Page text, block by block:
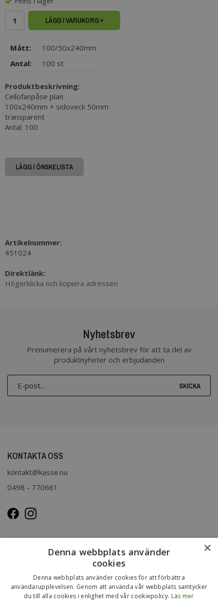
LÄGG I VARUKORG »
Mått:
100/50x240mm
Antal:
100 st
Produktbeskrivning:
Cellofanpåse plan
100x240mm + sidoveck 50mm
transparent
Antal: 100
LÄGG I ÖNSKELISTA
Artikelnummer:
451024
Direktlänk:
Högerklicka och kopiera adressen
Nyhetsbrev
Prenumerera på vårt nyhetsbrev för att ta del av
produktnyheter och erbjudanden
SKICKA
KONTAKTA OSS
kontakt@kasse.nu
0498 - 770661
Kasse.nu drivs och ägs av Immenco AB i Visby, Gotland.
Immenco AB har sedan 1979 bedrivit grossistförsäljning av
förpackningar, presentartiklar, vykort m.m. Mer om vårt
övriga sortiment finns
×
Denna webbplats använder
cookies
Denna webbplats använder cookies för att förbättra
användarupplevelsen. Genom att använda vår webbplats samtycker
du till alla cookies i enlighet med vår cookiepolicy. Läs mer